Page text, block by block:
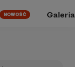
NOWOŚĆ Galeria